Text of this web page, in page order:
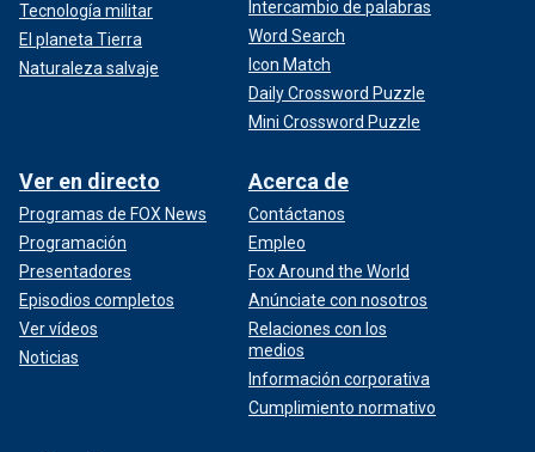
Tecnología militar
El planeta Tierra
Naturaleza salvaje
Intercambio de palabras
Word Search
Icon Match
Daily Crossword Puzzle
Mini Crossword Puzzle
Ver en directo
Programas de FOX News
Programación
Presentadores
Episodios completos
Ver vídeos
Noticias
Acerca de
Contáctanos
Empleo
Fox Around the World
Anúnciate con nosotros
Relaciones con los
medios
Información corporativa
Cumplimiento normativo